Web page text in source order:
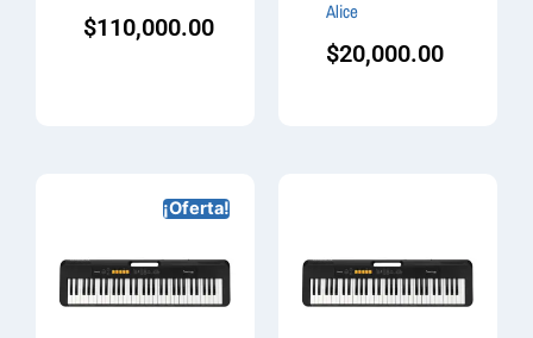
$110,000.00
Alice
$20,000.00
¡Oferta!